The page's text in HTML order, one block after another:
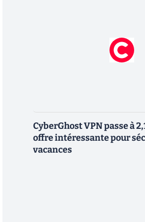
CyberGhost VPN passe à
offre intéressante pour
vacances